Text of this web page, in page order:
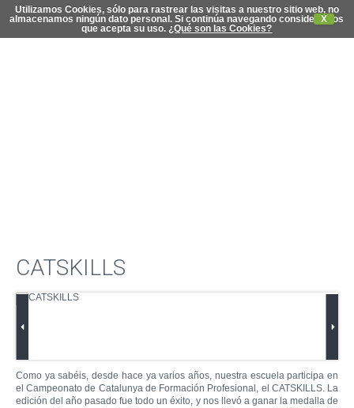
Utilizamos Cookies, sólo para rastrear las visitas a nuestro sitio web, no
almacenamos ningún dato personal. Si continúa navegando consideramos
que acepta su uso.
X
¿Qué son las Cookies?
CATSKILLS
Como ya sabéis, desde hace ya varios años, nuestra escuela participa en
el Campeonato de Catalunya de Formación Profesional, el CATSKILLS. La
edición del año pasado fue todo un éxito, y nos llevó a ganar la medalla de